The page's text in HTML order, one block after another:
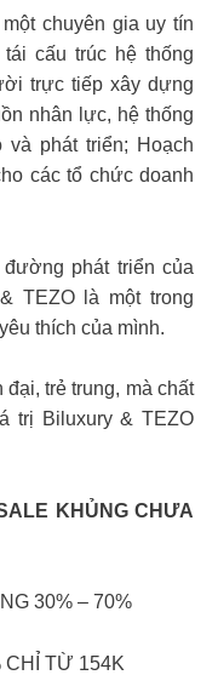
chuyên gia uy tín
cấu trúc hệ thống
trực tiếp xây dựng
nhân lực, hệ thống
phát triển; Hoạch
các tổ chức doanh
phát triển của
TEZO là một trong
thích của mình.
trẻ trung, mà chất
trị Biluxury & TEZO
KHỦNG CHƯA
30% – 70%
CHỈ TỪ 154K